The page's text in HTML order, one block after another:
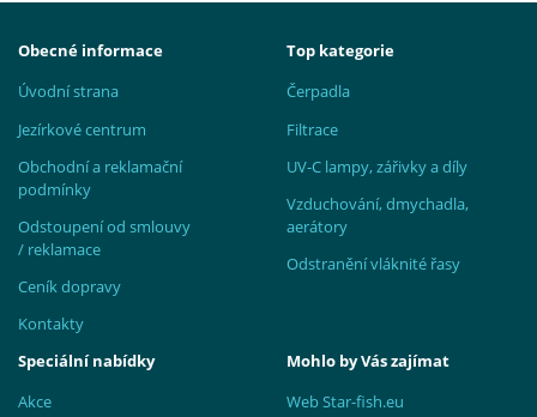
Obecné informace
Úvodní strana
Jezírkové centrum
Obchodní a reklamační
podmínky
Odstoupení od smlouvy
/ reklamace
Ceník dopravy
Kontakty
Top kategorie
Čerpadla
Filtrace
UV-C lampy, zářivky a díly
Vzduchování, dmychadla,
aerátory
Odstranění vláknité řasy
Speciální nabídky
Akce
Mohlo by Vás zajímat
Web Star-fish.eu